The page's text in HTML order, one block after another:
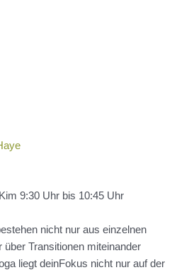
9:30 Uhr bis 10:45 Uhr
nicht nur aus einzelnen
Transitionen miteinander
liegt deinFokus nicht nur auf der